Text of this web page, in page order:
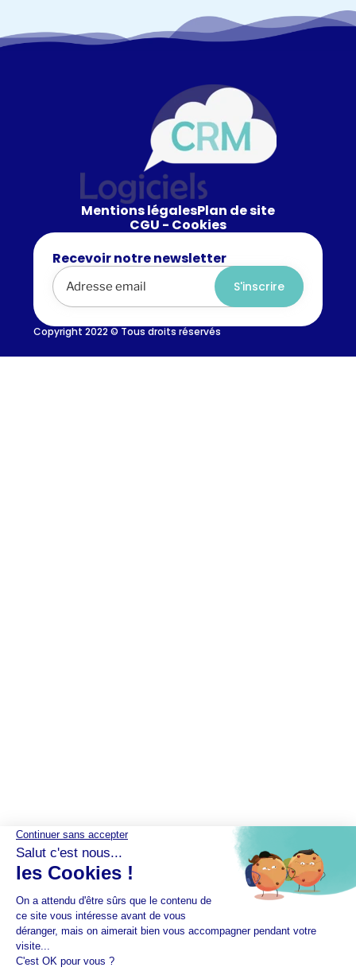
Mentions légalesPlan de site
CGU - Cookies
Recevoir notre newsletter
Copyright 2022 © Tous droits réservés